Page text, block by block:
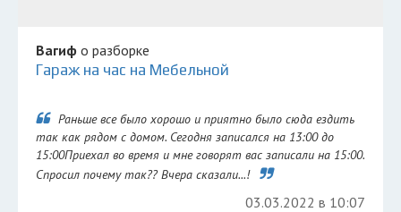
Вагиф о разборке
Гараж на час на Мебельной
Раньше все было хорошо и приятно было сюда ездить
так как рядом с домом. Сегодня записался на 13:00 до
15:00Приехал во время и мне говорят вас записали на 15:00.
Спросил почему так?? Вчера сказали...!
03.03.2022 в 10:07